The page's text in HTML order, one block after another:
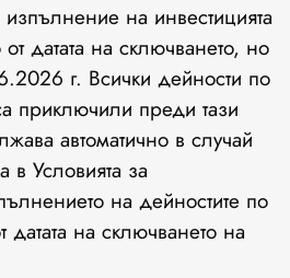
на инвестицията
датата на сключването, но
г. Всички дейности по
приключили преди тази
автоматично в случай
в Условията за
на дейностите по
датата на сключването на